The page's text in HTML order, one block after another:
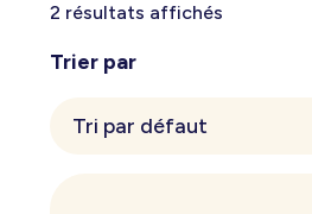
2 résultats affichés
Trier par